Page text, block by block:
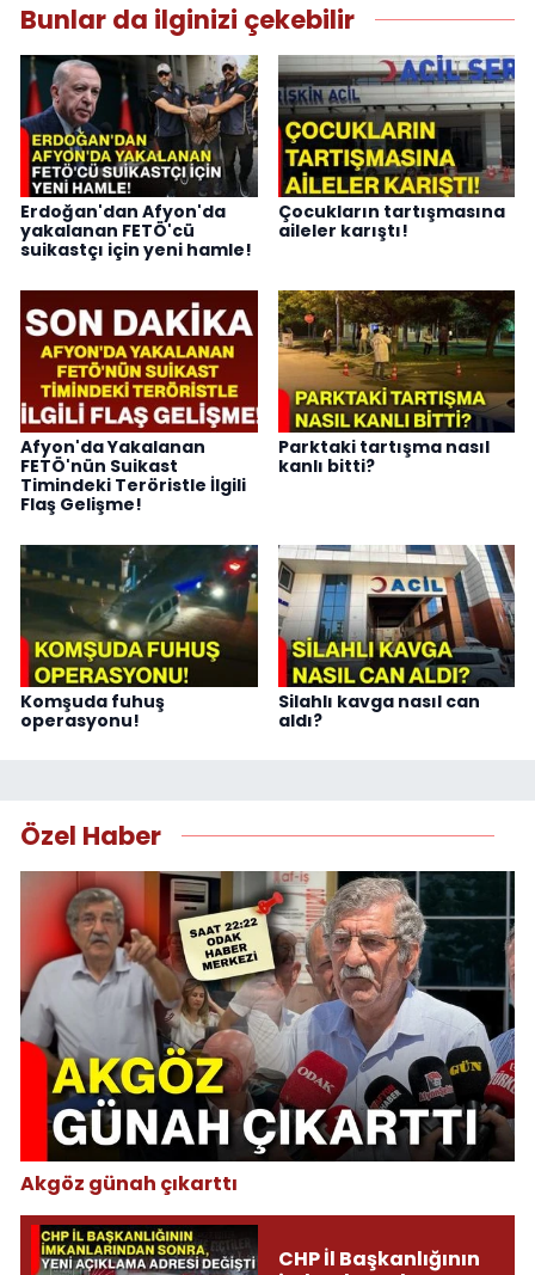
Bunlar da ilginizi çekebilir
Erdoğan'dan Afyon'da
yakalanan FETÖ'cü
suikastçı için yeni hamle!
Çocukların tartışmasına
aileler karıştı!
Afyon'da Yakalanan
FETÖ'nün Suikast
Timindeki Teröristle İlgili
Flaş Gelişme!
Parktaki tartışma nasıl
kanlı bitti?
Komşuda fuhuş
operasyonu!
Silahlı kavga nasıl can
aldı?
Özel Haber
Akgöz günah çıkarttı
CHP İl Başkanlığının